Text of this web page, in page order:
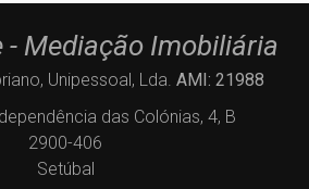
- Mediação Imobiliária
Unipessoal, Lda. AMI: 21988
das Colónias, 4, B
2900-406
Setúbal